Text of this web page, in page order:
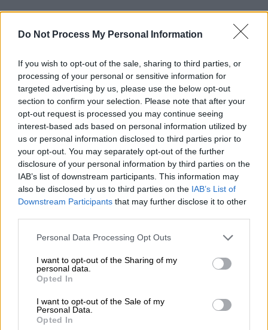
Do Not Process My Personal Information
If you wish to opt-out of the sale, sharing to third parties, or
processing of your personal or sensitive information for
targeted advertising by us, please use the below opt-out
section to confirm your selection. Please note that after your
opt-out request is processed you may continue seeing
interest-based ads based on personal information utilized by
us or personal information disclosed to third parties prior to
your opt-out. You may separately opt-out of the further
disclosure of your personal information by third parties on the
IAB’s list of downstream participants. This information may
also be disclosed by us to third parties on the IAB’s List of
Downstream Participants that may further disclose it to other
Please note that this website/app uses one or more Google
not limited to your visit or usage behaviour. You may click to
grant or deny consent to Google and its third-party tags to
use your data for below specified purposes in below Google
consent section.
Personal Data Processing Opt Outs
I want to opt-out of the Sharing of my
personal data.
Opted In
I want to opt-out of the Sale of my
Personal Data.
Opted In
«Ηταν κάτι ξεχωριστό, γιατί είναι πολύ
διαφορετικό από το στυλ μουσικής που
δεν έχω ξαναπεί λαϊκό τραγούδι. Δοκίμασα
μπροστά στον καθρέφτη τη φωνή. Ρώτησα
τοChatGPTαν το έκανα καλά στα ελληνικά
και μου είπε ότι το έκανα τέλεια. Μετά
τραγούδησα στο ChatGPT σε ψεύτικα
ελληνικά και είπε και πάλι ότι τα πήγα πολύ
καλά» είπε.
Κατά τη διάρκεια της προετοιμασίας του,
είχε παρακολουθήσει και την κηδεία του
τους μουσικούς να παίζουν μπροστά από την
εκκλησία και φορτίστηκα πολύ
συναισθηματικά βλέποντάς το στο ίντερνετ»
ξεκίνησε να τραγουδά το «Φαινόμενο», δεν
κατάφερε να συγκρατήσει τα δάκρυά του.